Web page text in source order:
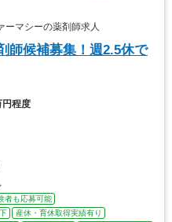
マシーの薬剤師求人
師候補募集！週2.5休で
円程度
者も応募可能
産休・育休取得実績有り